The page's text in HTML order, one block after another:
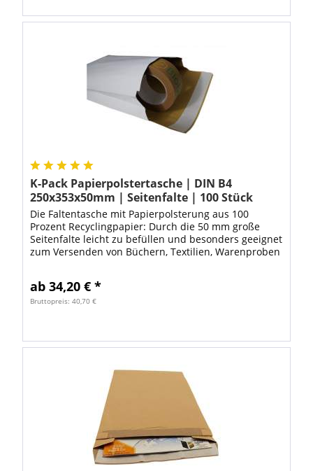
K-Pack Papierpolstertasche | DIN B4
250x353x50mm | Seitenfalte | 100 Stück
Die Faltentasche mit Papierpolsterung aus 100
Prozent Recyclingpapier: Durch die 50 mm große
Seitenfalte leicht zu befüllen und besonders geeignet
zum Versenden von Büchern, Textilien, Warenproben
ab 34,20 € *
Bruttopreis: 40,70 €